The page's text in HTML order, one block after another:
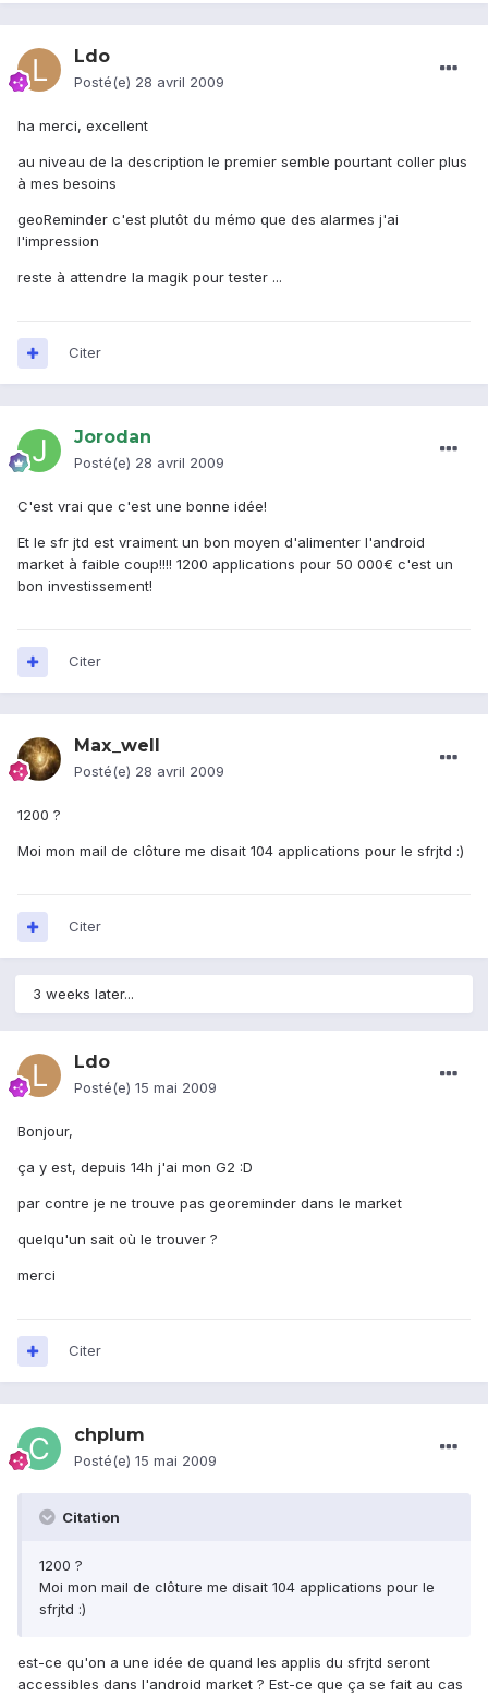
Ldo
Posté(e) 28 avril 2009
ha merci, excellent
au niveau de la description le premier semble pourtant coller plus
à mes besoins
geoReminder c'est plutôt du mémo que des alarmes j'ai
l'impression
reste à attendre la magik pour tester ...
Citer
Jorodan
Posté(e) 28 avril 2009
C'est vrai que c'est une bonne idée!
Et le sfr jtd est vraiment un bon moyen d'alimenter l'android
market à faible coup!!!! 1200 applications pour 50 000€ c'est un
bon investissement!
Citer
Max_well
Posté(e) 28 avril 2009
1200 ?
Moi mon mail de clôture me disait 104 applications pour le sfrjtd :)
Citer
3 weeks later...
Ldo
Posté(e) 15 mai 2009
Bonjour,
ça y est, depuis 14h j'ai mon G2 :D
par contre je ne trouve pas georeminder dans le market
quelqu'un sait où le trouver ?
merci
Citer
chplum
Posté(e) 15 mai 2009
Citation
1200 ?
Moi mon mail de clôture me disait 104 applications pour le
sfrjtd :)
est-ce qu'on a une idée de quand les applis du sfrjtd seront
accessibles dans l'android market ? Est-ce que ça se fait au cas